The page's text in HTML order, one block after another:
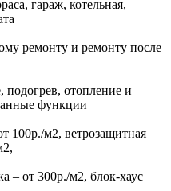
гараж, котельная,
ремонту и ремонту после
отопление и
функции
100р./м2, ветрозащитная
– от 300р./м2, блок-хаус